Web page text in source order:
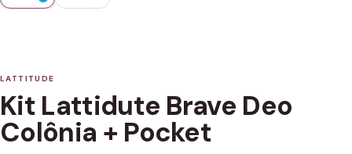
LATTITUDE
Kit Lattidute Brave Deo
Colônia + Pocket